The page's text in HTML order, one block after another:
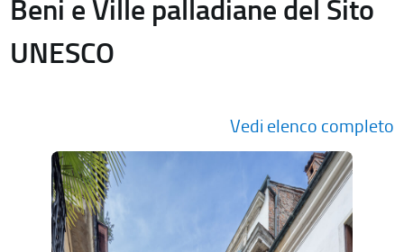
Beni e Ville palladiane del Sito
UNESCO
Vedi elenco completo